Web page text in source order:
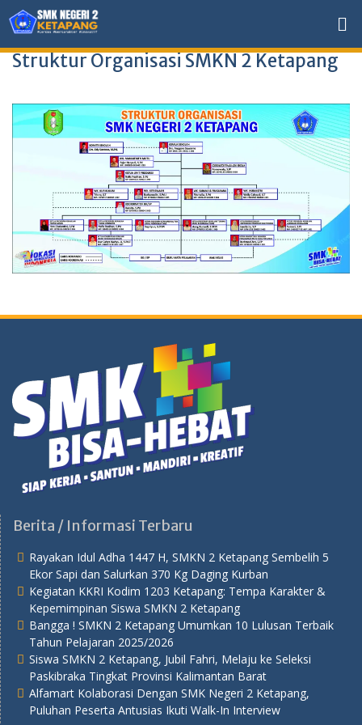
Struktur Organisasi SMKN 2 Ketapang
Berita / Informasi Terbaru
Rayakan Idul Adha 1447 H, SMKN 2 Ketapang Sembelih 5
Ekor Sapi dan Salurkan 370 Kg Daging Kurban
Kegiatan KKRI Kodim 1203 Ketapang: Tempa Karakter &
Kepemimpinan Siswa SMKN 2 Ketapang
Bangga ! SMKN 2 Ketapang Umumkan 10 Lulusan Terbaik
Tahun Pelajaran 2025/2026
Siswa SMKN 2 Ketapang, Jubil Fahri, Melaju ke Seleksi
Paskibraka Tingkat Provinsi Kalimantan Barat
Alfamart Kolaborasi Dengan SMK Negeri 2 Ketapang,
Puluhan Peserta Antusias Ikuti Walk-In Interview